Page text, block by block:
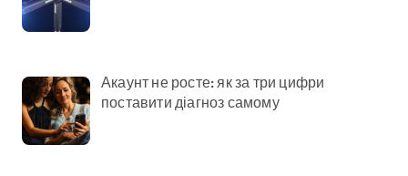
Акаунт не росте: як за три цифри
поставити діагноз самому